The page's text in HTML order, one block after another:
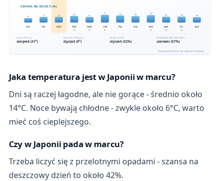
Jaka temperatura jest w Japonii w marcu?
Dni są raczej łagodne, ale nie gorące - średnio około
14°C. Noce bywają chłodne - zwykle około 6°C, warto
mieć coś cieplejszego.
Czy w Japonii pada w marcu?
Trzeba liczyć się z przelotnymi opadami - szansa na
deszczowy dzień to około 42%.